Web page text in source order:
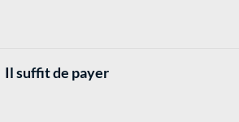
Il suffit de payer